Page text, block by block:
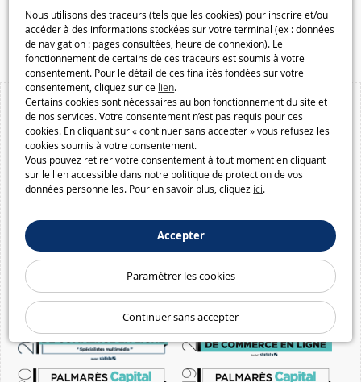
Nous utilisons des traceurs (tels que les cookies) pour inscrire et/ou
accéder à des informations stockées sur votre terminal (ex : données
de navigation : pages consultées, heure de connexion). Le
fonctionnement de certains de ces traceurs est soumis à votre
consentement. Pour le détail de ces finalités fondées sur votre
consentement, cliquez sur ce lien.
Certains cookies sont nécessaires au bon fonctionnement du site et
de nos services. Votre consentement n’est pas requis pour ces
cookies. En cliquant sur « continuer sans accepter » vous refusez les
cookies soumis à votre consentement.
Vous pouvez retirer votre consentement à tout moment en cliquant
sur le lien accessible dans notre politique de protection de vos
données personnelles. Pour en savoir plus, cliquez ici.
Accepter
Paramétrer les cookies
Continuer sans accepter
Speelgoedmelkweg.be
Macway.com